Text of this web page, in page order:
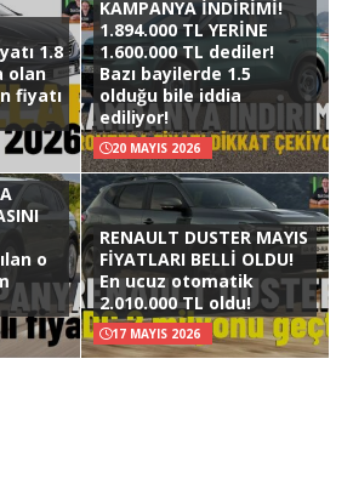
1.8
olan
fiyatı
KAMPANYA İNDİRİMİ!
1.894.000 TL YERİNE
1.600.000 TL dediler!
Bazı bayilerde 1.5
olduğu bile iddia
ediliyor!
20 MAYIS 2026
o
RENAULT DUSTER MAYIS
FİYATLARI BELLİ OLDU!
En ucuz otomatik
2.010.000 TL oldu!
17 MAYIS 2026